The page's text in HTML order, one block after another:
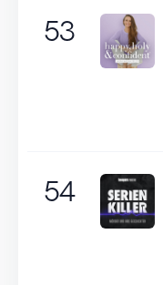
53
54